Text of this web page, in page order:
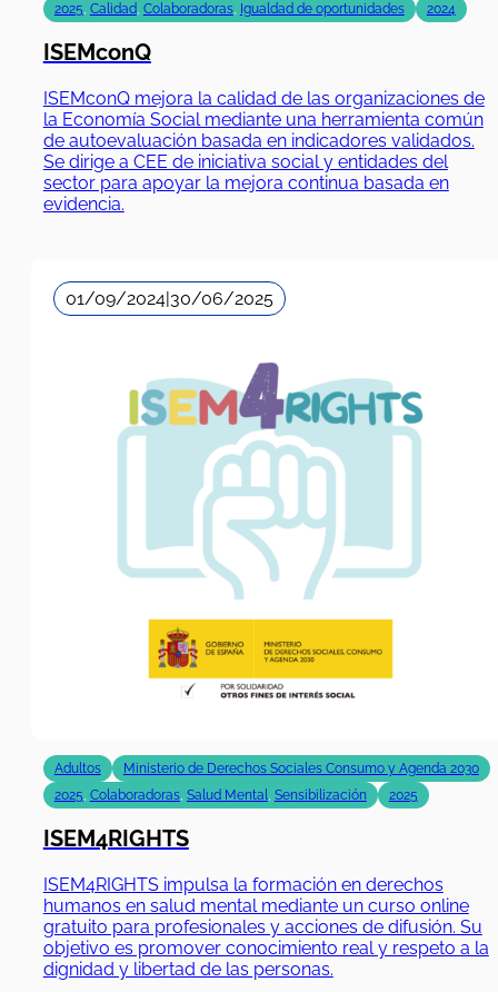
2025, Calidad, Colaboradoras, Igualdad de oportunidades 2024
ISEMconQ
ISEMconQ mejora la calidad de las organizaciones de
la Economía Social mediante una herramienta común
de autoevaluación basada en indicadores validados.
Se dirige a CEE de iniciativa social y entidades del
sector para apoyar la mejora continua basada en
evidencia.
01/09/2024 30/06/2025
Adultos
Ministerio de Derechos Sociales Consumo y Agenda 2030
2025, Colaboradoras, Salud Mental, Sensibilización 2025
ISEM4RIGHTS
ISEM4RIGHTS impulsa la formación en derechos
humanos en salud mental mediante un curso online
gratuito para profesionales y acciones de difusión. Su
objetivo es promover conocimiento real y respeto a la
dignidad y libertad de las personas.